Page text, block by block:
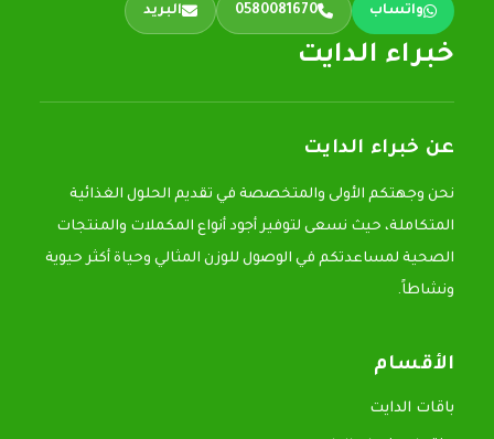
واتساب 0580081670 البريد
خبراء الدايت
عن خبراء الدايت
نحن وجهتكم الأولى والمتخصصة في تقديم الحلول الغذائية
المتكاملة، حيث نسعى لتوفير أجود أنواع المكملات والمنتجات
الصحية لمساعدتكم في الوصول للوزن المثالي وحياة أكثر حيوية
ونشاطاً.
الأقسام
باقات الدايت